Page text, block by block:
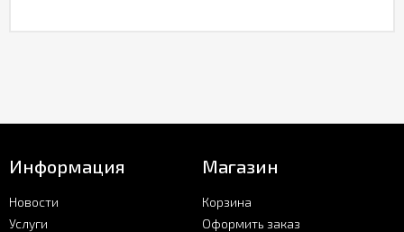
Информация
Новости
Услуги
Магазин
Корзина
Оформить заказ